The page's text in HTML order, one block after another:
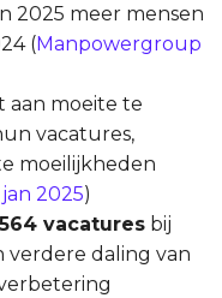
2025 meer mensen
(Manpowergroup
aan moeite te
vacatures,
moeilijkheden
2025)
vacatures bij
verdere daling van